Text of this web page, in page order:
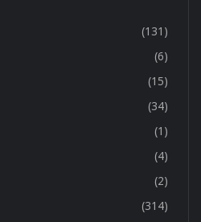
(131)
(6)
(15)
(34)
(1)
(4)
(2)
(314)